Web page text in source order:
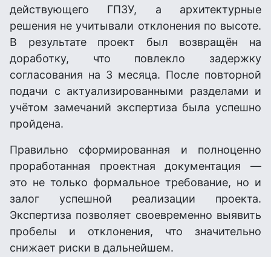
действующего ГПЗУ, а архитектурные
решения не учитывали отклонения по высоте.
В результате проект был возвращён на
доработку, что повлекло задержку
согласования на 3 месяца. После повторной
подачи с актуализированными разделами и
учётом замечаний экспертиза была успешно
пройдена.
Правильно сформированная и полноценно
проработанная проектная документация —
это не только формальное требование, но и
залог успешной реализации проекта.
Экспертиза позволяет своевременно выявить
пробелы и отклонения, что значительно
снижает риски в дальнейшем.